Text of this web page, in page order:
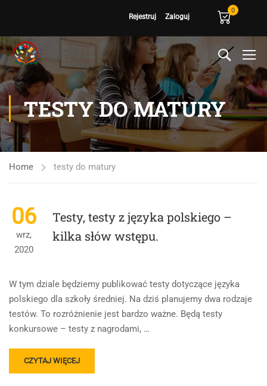
Rejestruj Zaloguj
0
TESTY DO MATURY
Home testy do matury
06
wrz,
2020
Testy, testy z języka polskiego –
kilka słów wstępu.
W tym dziale będziemy publikować testy dotyczące języka
polskiego dla szkoły średniej. Na dziś planujemy dwa rodzaje
testów. To rozróżnienie jest bardzo ważne. Będą testy
konkursowe – testy z nagrodami, …
READ
MORE
CZYTAJ WIĘCEJ